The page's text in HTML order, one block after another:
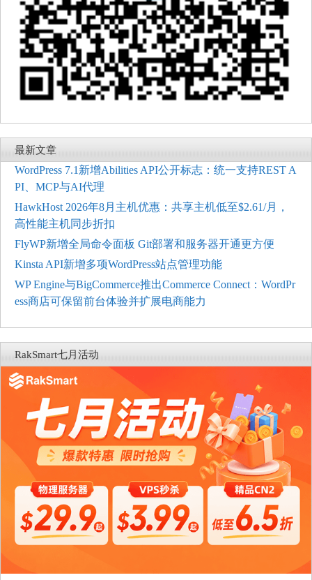
最新文章
WordPress 7.1新增Abilities API公开标志：统一支持REST A
PI、MCP与AI代理
HawkHost 2026年8月主机优惠：共享主机低至$2.61/月，
高性能主机同步折扣
FlyWP新增全局命令面板 Git部署和服务器开通更方便
Kinsta API新增多项WordPress站点管理功能
WP Engine与BigCommerce推出Commerce Connect：WordPr
ess商店可保留前台体验并扩展电商能力
RakSmart七月活动